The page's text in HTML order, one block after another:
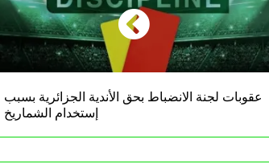
عقوبات لجنة الانضباط بحق الأندية الجزائرية بسبب
إستخدام الشماريخ